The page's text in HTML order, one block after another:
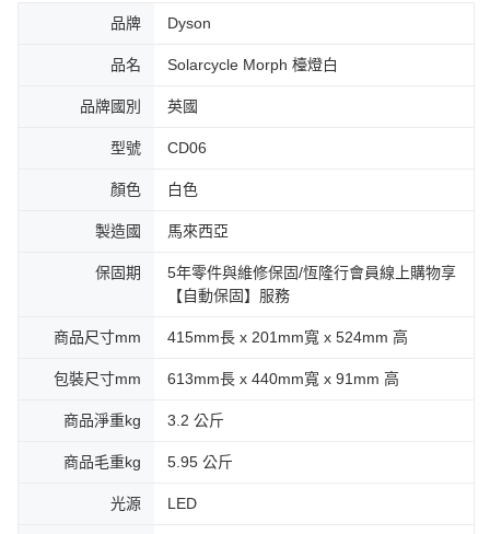
品牌 Dyson
品名 Solarcycle Morph 檯燈白
品牌國別 英國
型號 CD06
顏色 白色
製造國 馬來西亞
保固期
5年零件與維修保固/恆隆行會員線上購物享
【自動保固】服務
商品尺寸mm 415mm長 x 201mm寬 x 524mm 高
包裝尺寸mm 613mm長 x 440mm寬 x 91mm 高
商品淨重kg 3.2 公斤
商品毛重kg 5.95 公斤
光源 LED